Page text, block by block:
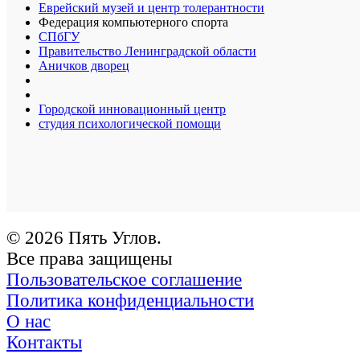
Еврейский музей и центр толерантности
Федерация компьютерного спорта
СПбГУ
Правительство Ленинградской области
Аничков дворец
Городской инновационный центр
студия психологической помощи
© 2026 Пять Углов.
Все права защищены
Пользовательское соглашение
Политика конфиденциальности
О нас
Контакты